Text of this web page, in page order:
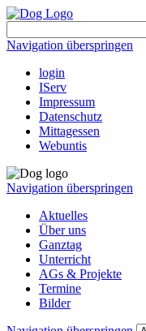
Navigation überspringen
login
IServ
Impressum
Datenschutz
Mittagessen
Webuntis
Navigation überspringen
Aktuelles
Über uns
Ganztag
Unterricht
AGs & Projekte
Termine
Bilder